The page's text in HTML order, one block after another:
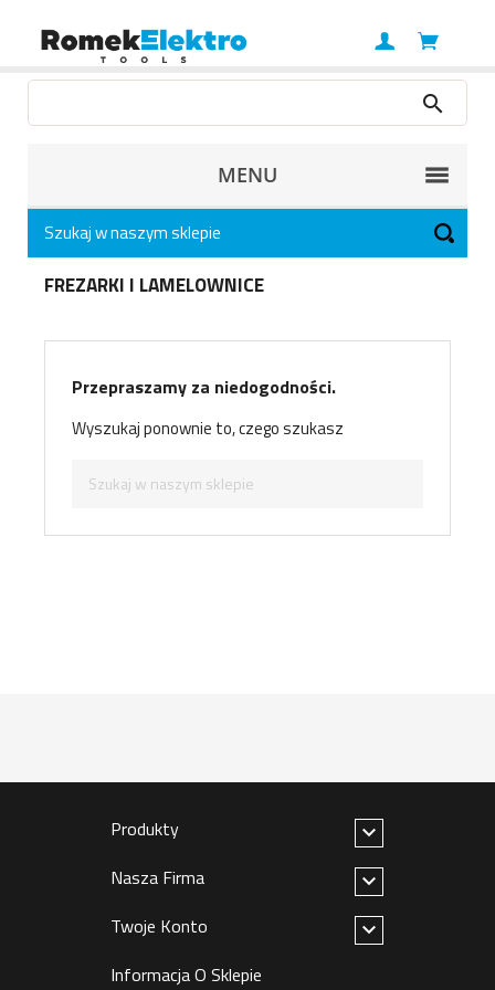
MENU
FREZARKI I LAMELOWNICE
Przepraszamy za niedogodności.
Wyszukaj ponownie to, czego szukasz
Produkty

Nasza Firma

Twoje Konto

Informacja O Sklepie